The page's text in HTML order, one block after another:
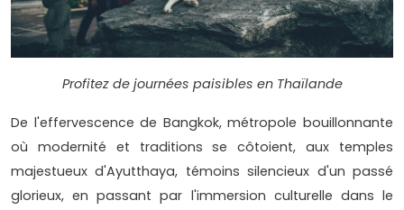
Profitez de journées paisibles en Thaïlande
De l'effervescence de Bangkok, métropole bouillonnante
où modernité et traditions se côtoient, aux temples
majestueux d'Ayutthaya, témoins silencieux d'un passé
glorieux, en passant par l'immersion culturelle dans le